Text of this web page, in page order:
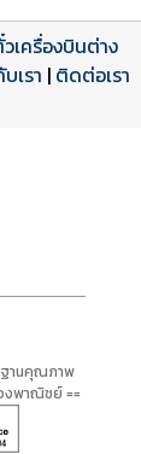
เครื่องบินต่าง
เรา | ติดต่อเรา
ฐานคุณภาพ
งพาณิชย์ ==